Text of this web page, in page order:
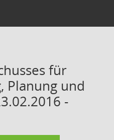
für
Planung und
-